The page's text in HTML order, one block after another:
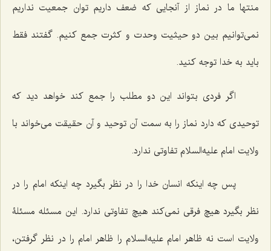
منتها ما در نماز از آنجایی که ضعف داریم توان جمعیت نداریم
نمی‌توانیم بین دو حیثیت وحدت و کثرت جمع کنیم. گفتند فقط
باید به خدا توجه کنید.
اگر فردی بتواند این دو مطلب را جمع کند خواهد دید که
توحیدی که دارد نماز را به سمت آن توحید و آن حقیقت می‌خواند با
ولایت امام علیه‌السلام تفاوتی ندارد.
پس چه اینکه انسان خدا را در نظر بگیرد چه اینکه امام را در
نظر بگیرد هیچ فرقی نمی‌کند هیچ تفاوتی ندارد. این مسئله مسئلۀ
ولایت است نه ظاهر امام علیه‌السلام را ظاهر امام را در نظر گرفتن،